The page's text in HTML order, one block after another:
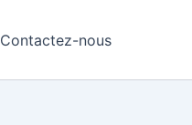
Contactez-nous